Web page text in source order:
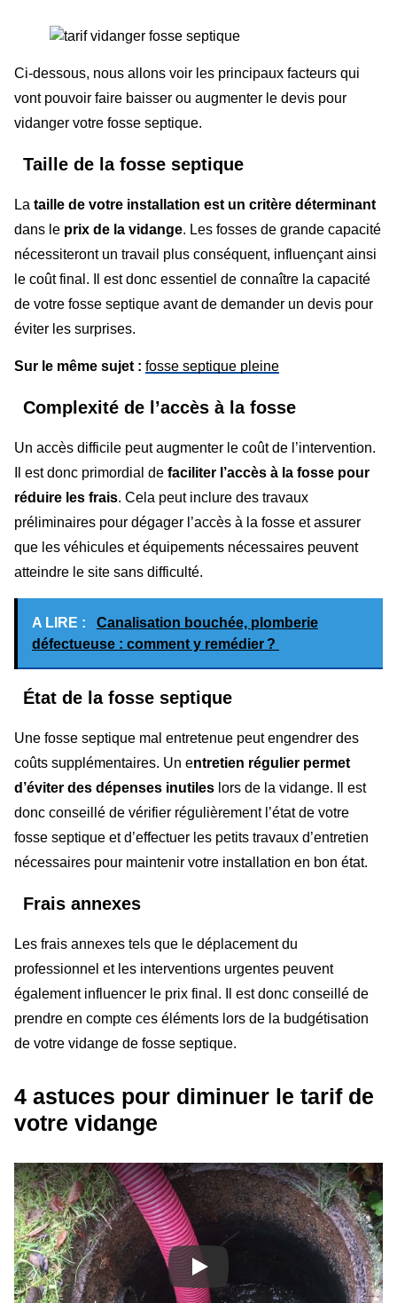
Ci-dessous, nous allons voir les principaux facteurs qui
vont pouvoir faire baisser ou augmenter le devis pour
vidanger votre fosse septique.
Taille de la fosse septique
La taille de votre installation est un critère déterminant
dans le prix de la vidange. Les fosses de grande capacité
nécessiteront un travail plus conséquent, influençant ainsi
le coût final. Il est donc essentiel de connaître la capacité
de votre fosse septique avant de demander un devis pour
éviter les surprises.
Sur le même sujet : fosse septique pleine
Complexité de l’accès à la fosse
Un accès difficile peut augmenter le coût de l’intervention.
Il est donc primordial de faciliter l’accès à la fosse pour
réduire les frais. Cela peut inclure des travaux
préliminaires pour dégager l’accès à la fosse et assurer
que les véhicules et équipements nécessaires peuvent
atteindre le site sans difficulté.
A LIRE :
Canalisation bouchée, plomberie
défectueuse : comment y remédier ?
État de la fosse septique
Une fosse septique mal entretenue peut engendrer des
coûts supplémentaires. Un entretien régulier permet
d’éviter des dépenses inutiles lors de la vidange. Il est
donc conseillé de vérifier régulièrement l’état de votre
fosse septique et d’effectuer les petits travaux d’entretien
nécessaires pour maintenir votre installation en bon état.
Frais annexes
Les frais annexes tels que le déplacement du
professionnel et les interventions urgentes peuvent
également influencer le prix final. Il est donc conseillé de
prendre en compte ces éléments lors de la budgétisation
de votre vidange de fosse septique.
4 astuces pour diminuer le tarif de
votre vidange